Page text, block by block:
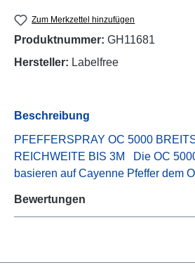
Zum Merkzettel hinzufügen
Produktnummer: GH11681
Hersteller: Labelfree
Beschreibung
PFEFFERSPRAY OC 5000
REICHWEITE BIS 3M Die OC
basieren auf Cayenne Pfeffer dem
Bewertungen